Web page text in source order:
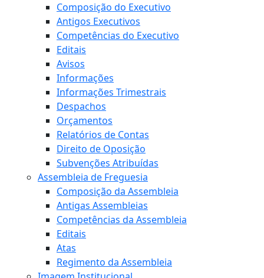
Composição do Executivo
Antigos Executivos
Competências do Executivo
Editais
Avisos
Informações
Informações Trimestrais
Despachos
Orçamentos
Relatórios de Contas
Direito de Oposição
Subvenções Atribuídas
Assembleia de Freguesia
Composição da Assembleia
Antigas Assembleias
Competências da Assembleia
Editais
Atas
Regimento da Assembleia